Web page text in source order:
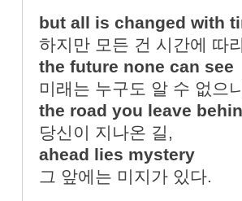
but all is changed with
하지만 모든 건 시간에 따
the future none can see
미래는 누구도 알 수 없으
the road you leave
당신이 지나온 길,
ahead lies mystery
그 앞에는 미지가 있다.